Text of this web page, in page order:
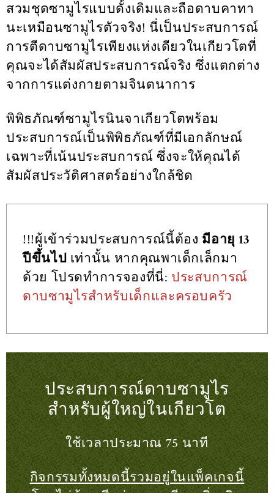
สวมชุดซามูไรแบบดั้งเดิมและถือดาบคาทา
นะเหมือนซามูไรตัวจริง! นี่เป็นประสบการณ์
การตีดาบซามูไรเพียงแห่งเดียวในเกียวโตที่
คุณจะได้สัมผัสประสบการณ์จริง ซึ่งแตกต่าง
จากการแต่งกายตามจินตนาการ
พิพิธภัณฑ์ซามูไรนินจาเกียวโตพร้อม
ประสบการณ์เป็นพิพิธภัณฑ์ที่มีเอกลักษณ์
เฉพาะที่เน้นประสบการณ์ ซึ่งจะให้คุณได้
สัมผัสประวัติศาสตร์อย่างใกล้ชิด
!!!ผู้เข้าร่วมประสบการณ์นี้ต้อง มีอายุ 13
ปีขึ้นไป เท่านั้น หากคุณพาเด็กเล็กมา
ด้วย โปรดทำการจองที่นี่: ประสบการณ์
ดาบซามูไรสำหรับเด็กและครอบครัว
ประสบการณ์ดาบซามูไร
สำหรับผู้ใหญ่ในเกียวโต
ใช้เวลาประมาณ 75 นาที
กิจกรรมทั้งหมดนี้รวมอยู่ในแพ็คเกจนี้